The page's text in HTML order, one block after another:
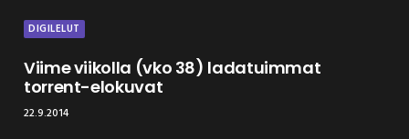
DIGILELUT
Viime viikolla (vko 38) ladatuimmat
torrent-elokuvat
22.9.2014